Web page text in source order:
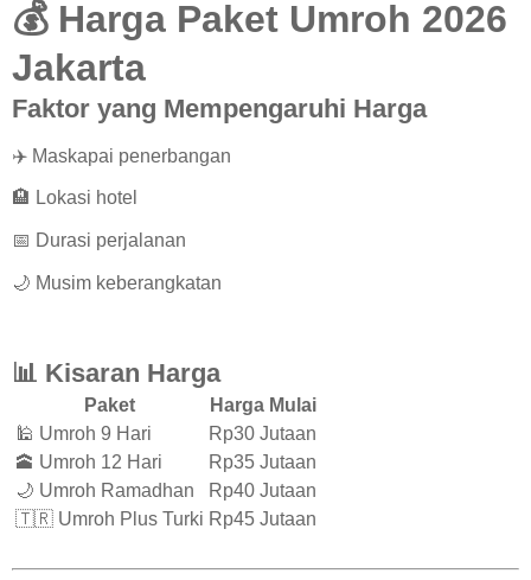
💰 Harga Paket Umroh 2026
Jakarta
Faktor yang Mempengaruhi Harga
✈️ Maskapai penerbangan
🏨 Lokasi hotel
📅 Durasi perjalanan
🌙 Musim keberangkatan
📊 Kisaran Harga
Paket
Harga Mulai
🕌 Umroh 9 Hari
Rp30 Jutaan
🕋 Umroh 12 Hari
Rp35 Jutaan
🌙 Umroh Ramadhan
Rp40 Jutaan
🇹🇷 Umroh Plus Turki Rp45 Jutaan